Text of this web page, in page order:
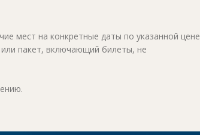
мест на конкретные даты по указанной цене
пакет, включающий билеты, не